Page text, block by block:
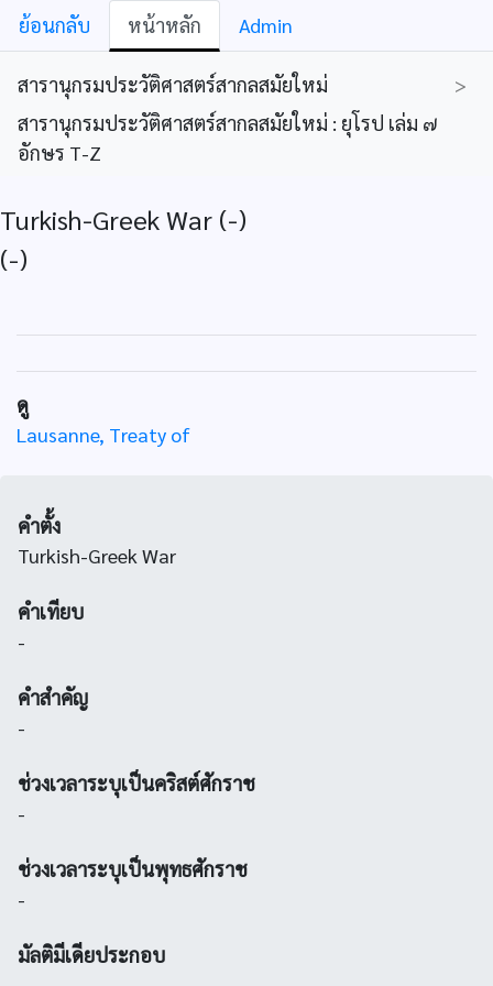
ย้อนกลับ หน้าหลัก Admin
สารานุกรมประวัติศาสตร์สากลสมัยใหม่
>
สารานุกรมประวัติศาสตร์สากลสมัยใหม่ : ยุโรป เล่ม ๗
อักษร T-Z
Turkish-Greek War (-)
(-)
ดู
Lausanne, Treaty of
คำตั้ง
Turkish-Greek War
คำเทียบ
-
คำสำคัญ
-
ช่วงเวลาระบุเป็นคริสต์ศักราช
-
ช่วงเวลาระบุเป็นพุทธศักราช
-
มัลติมีเดียประกอบ